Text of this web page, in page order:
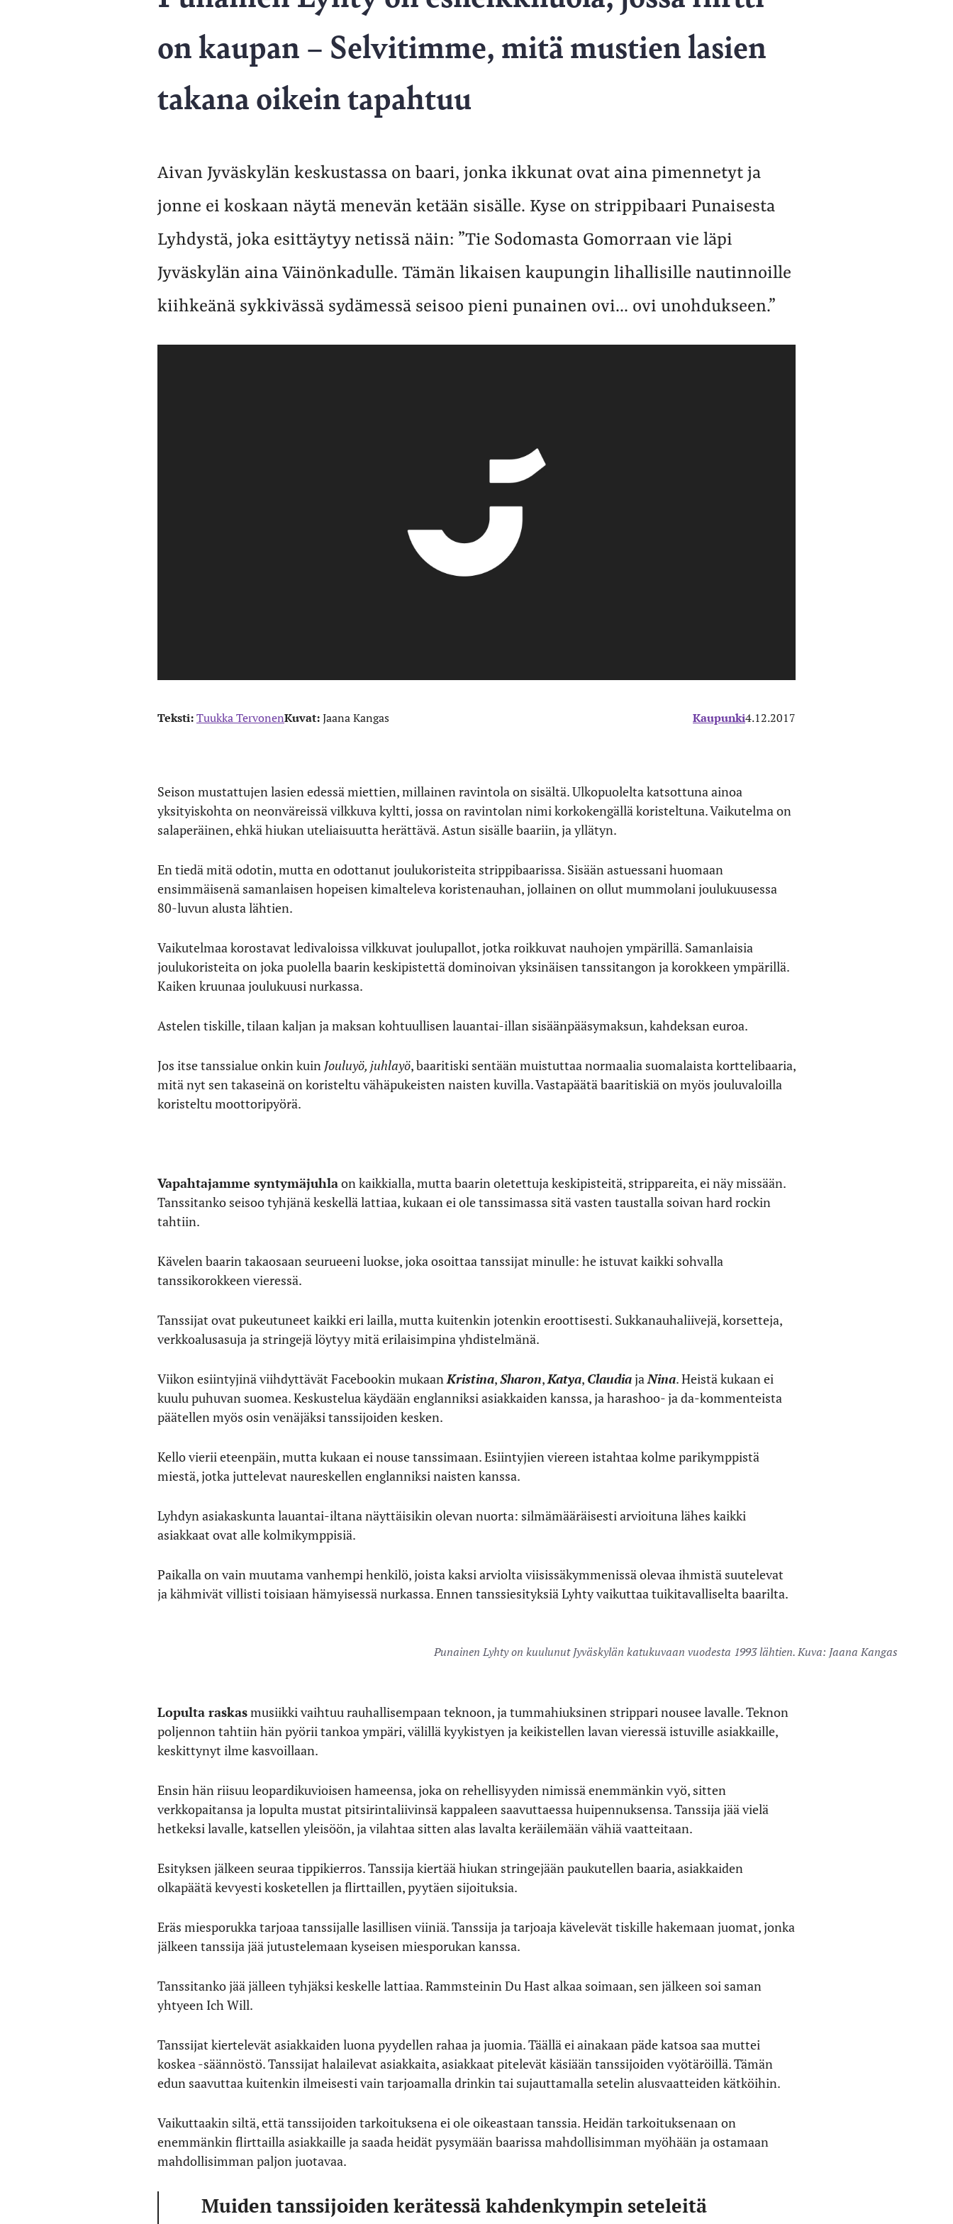
on kaupan – Selvitimme, mitä mustien lasien
takana oikein tapahtuu
Aivan Jyväskylän keskustassa on baari, jonka ikkunat ovat aina pimennetyt ja
jonne ei koskaan näytä menevän ketään sisälle. Kyse on strippibaari Punaisesta
Lyhdystä, joka esittäytyy netissä näin: ”Tie Sodomasta Gomorraan vie läpi
Jyväskylän aina Väinönkadulle. Tämän likaisen kaupungin lihallisille nautinnoille
kiihkeänä sykkivässä sydämessä seisoo pieni punainen ovi... ovi unohdukseen.”
Teksti:Tuukka TervonenKuvat:Jaana Kangas Kaupunki4.12.2017
Seison mustattujen lasien edessä miettien, millainen ravintola on sisältä. Ulkopuolelta katsottuna ainoa
yksityiskohta on neonväreissä vilkkuva kyltti, jossa on ravintolan nimi korkokengällä koristeltuna. Vaikutelma on
salaperäinen, ehkä hiukan uteliaisuutta herättävä. Astun sisälle baariin, ja yllätyn.
En tiedä mitä odotin, mutta en odottanut joulukoristeita strippibaarissa. Sisään astuessani huomaan
ensimmäisenä samanlaisen hopeisen kimalteleva koristenauhan, jollainen on ollut mummolani joulukuusessa
80-luvun alusta lähtien.
Vaikutelmaa korostavat ledivaloissa vilkkuvat joulupallot, jotka roikkuvat nauhojen ympärillä. Samanlaisia
joulukoristeita on joka puolella baarin keskipistettä dominoivan yksinäisen tanssitangon ja korokkeen ympärillä.
Kaiken kruunaa joulukuusi nurkassa.
Astelen tiskille, tilaan kaljan ja maksan kohtuullisen lauantai-illan sisäänpääsymaksun, kahdeksan euroa.
Jos itse tanssialue onkin kuin Jouluyö, juhlayö, baaritiski sentään muistuttaa normaalia suomalaista korttelibaaria,
mitä nyt sen takaseinä on koristeltu vähäpukeisten naisten kuvilla. Vastapäätä baaritiskiä on myös jouluvaloilla
koristeltu moottoripyörä.
Vapahtajamme syntymäjuhlaon kaikkialla, mutta baarin oletettuja keskipisteitä, strippareita, ei näy missään.
Tanssitanko seisoo tyhjänä keskellä lattiaa, kukaan ei ole tanssimassa sitä vasten taustalla soivan hard rockin
tahtiin.
Kävelen baarin takaosaan seurueeni luokse, joka osoittaa tanssijat minulle: he istuvat kaikki sohvalla
tanssikorokkeen vieressä.
Tanssijat ovat pukeutuneet kaikki eri lailla, mutta kuitenkin jotenkin eroottisesti. Sukkanauhaliivejä, korsetteja,
verkkoalusasuja ja stringejä löytyy mitä erilaisimpina yhdistelmänä.
Viikon esiintyjinä viihdyttävät Facebookin mukaan Kristina,Sharon,Katya, Claudiaja Nina. Heistä kukaan ei
kuulu puhuvan suomea. Keskustelua käydään englanniksi asiakkaiden kanssa, ja harashoo- ja da-kommenteista
päätellen myös osin venäjäksi tanssijoiden kesken.
Kello vierii eteenpäin, mutta kukaan ei nouse tanssimaan. Esiintyjien viereen istahtaa kolme parikymppistä
miestä, jotka juttelevat naureskellen englanniksi naisten kanssa.
Lyhdyn asiakaskunta lauantai-iltana näyttäisikin olevan nuorta: silmämääräisesti arvioituna lähes kaikki
asiakkaat ovat alle kolmikymppisiä.
Paikalla on vain muutama vanhempi henkilö, joista kaksi arviolta viisissäkymmenissä olevaa ihmistä suutelevat
ja kähmivät villisti toisiaan hämyisessä nurkassa. Ennen tanssiesityksiä Lyhty vaikuttaa tuikitavalliselta baarilta.
Punainen Lyhty on kuulunut Jyväskylän katukuvaan vuodesta 1993 lähtien. Kuva: Jaana Kangas
Lopulta raskasmusiikki vaihtuu rauhallisempaan teknoon, ja tummahiuksinen strippari nousee lavalle. Teknon
poljennon tahtiin hän pyörii tankoa ympäri, välillä kyykistyen ja keikistellen lavan vieressä istuville asiakkaille,
keskittynyt ilme kasvoillaan.
Ensin hän riisuu leopardikuvioisen hameensa, joka on rehellisyyden nimissä enemmänkin vyö, sitten
verkkopaitansa ja lopulta mustat pitsirintaliivinsä kappaleen saavuttaessa huipennuksensa. Tanssija jää vielä
hetkeksi lavalle, katsellen yleisöön, ja vilahtaa sitten alas lavalta keräilemään vähiä vaatteitaan.
Esityksen jälkeen seuraa tippikierros. Tanssija kiertää hiukan stringejään paukutellen baaria, asiakkaiden
olkapäätä kevyesti kosketellen ja flirttaillen, pyytäen sijoituksia.
Eräs miesporukka tarjoaa tanssijalle lasillisen viiniä. Tanssija ja tarjoaja kävelevät tiskille hakemaan juomat, jonka
jälkeen tanssija jää jutustelemaan kyseisen miesporukan kanssa.
Tanssitanko jää jälleen tyhjäksi keskelle lattiaa. Rammsteinin Du Hast alkaa soimaan, sen jälkeen soi saman
yhtyeen Ich Will.
Tanssijat kiertelevät asiakkaiden luona pyydellen rahaa ja juomia. Täällä ei ainakaan päde katsoa saa muttei
koskea -säännöstö. Tanssijat halailevat asiakkaita, asiakkaat pitelevät käsiään tanssijoiden vyötäröillä. Tämän
edun saavuttaa kuitenkin ilmeisesti vain tarjoamalla drinkin tai sujauttamalla setelin alusvaatteiden kätköihin.
Vaikuttaakin siltä, että tanssijoiden tarkoituksena ei ole oikeastaan tanssia. Heidän tarkoituksenaan on
enemmänkin flirttailla asiakkaille ja saada heidät pysymään baarissa mahdollisimman myöhään ja ostamaan
mahdollisimman paljon juotavaa.
Muiden tanssijoiden kerätessä kahdenkympin seteleitä